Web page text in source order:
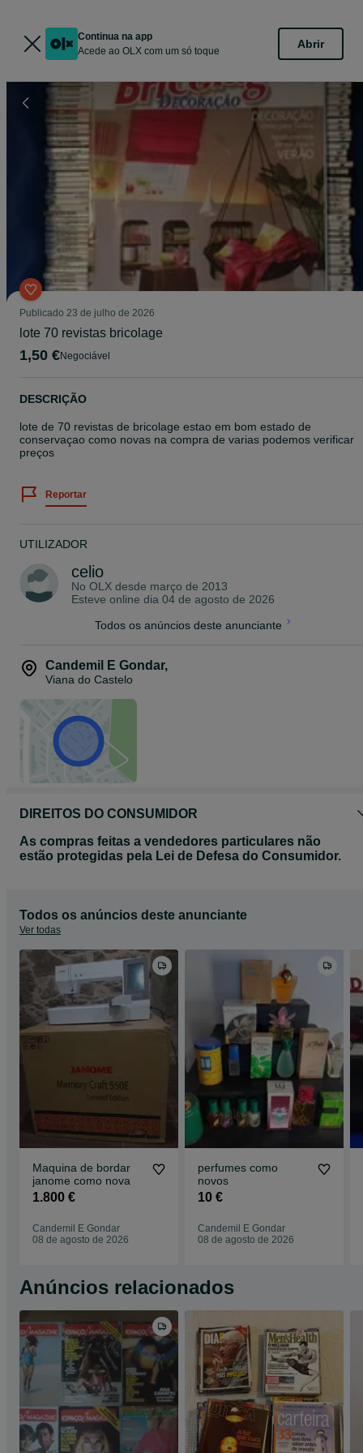
Continua na app
Acede ao OLX com um só toque
Abrir
Publicado 23 de julho de 2026
lote 70 revistas bricolage
1,50 € Negociável
DESCRIÇÃO
lote de 70 revistas de bricolage estao em bom estado de
conservaçao como novas na compra de varias podemos verificar
preços
Reportar
UTILIZADOR
celio
No OLX desde março de 2013
Esteve online dia 04 de agosto de 2026
Todos os anúncios deste anunciante
Candemil E Gondar,
Viana do Castelo
DIREITOS DO CONSUMIDOR
As compras feitas a vendedores particulares não
estão protegidas pela Lei de Defesa do Consumidor.
Todos os anúncios deste anunciante
Ver todas
Maquina de bordar
janome como nova
1.800 €
Candemil E Gondar
08 de agosto de 2026
perfumes como
novos
10 €
Candemil E Gondar
08 de agosto de 2026
Anúncios relacionados